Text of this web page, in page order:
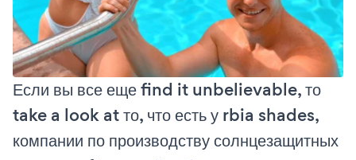
Если вы все еще find it unbelievable, то
take a look at то, что есть у rbia shades,
компании по производству солнцезащитных